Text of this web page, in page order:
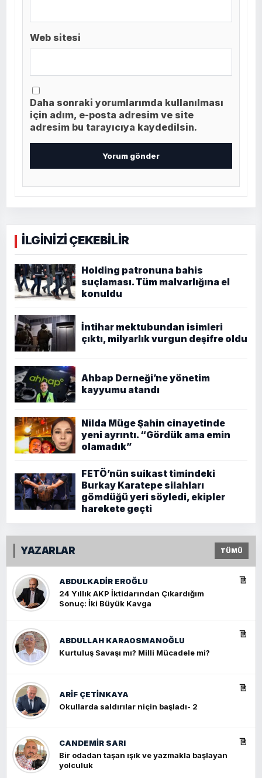
Web sitesi
Daha sonraki yorumlarımda kullanılması
için adım, e-posta adresim ve site
adresim bu tarayıcıya kaydedilsin.
İLGİNİZİ ÇEKEBİLİR
Holding patronuna bahis
suçlaması. Tüm malvarlığına el
konuldu
İntihar mektubundan isimleri
çıktı, milyarlık vurgun deşifre oldu
Ahbap Derneği’ne yönetim
kayyumu atandı
Nilda Müge Şahin cinayetinde
yeni ayrıntı. “Gördük ama emin
olamadık”
FETÖ’nün suikast timindeki
Burkay Karatepe silahları
gömdüğü yeri söyledi, ekipler
harekete geçti
YAZARLAR TÜMÜ
ABDULKADIR EROĞLU
24 Yıllık AKP İktidarından Çıkardığım
Sonuç: İki Büyük Kavga
ABDULLAH KARAOSMANOĞLU
Kurtuluş Savaşı mı? Milli Mücadele mi?
ARIF ÇETİNKAYA
Okullarda saldırılar niçin başladı- 2
CANDEMIR SARI
Bir odadan taşan ışık ve yazmakla başlayan
yolculuk